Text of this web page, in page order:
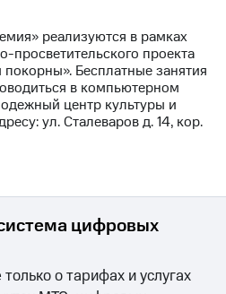
реализуются в рамках
просветительского проекта
Бесплатные занятия
в компьютерном
центр культуры и
ул. Сталеваров д. 14, кор.
цифровых
о тарифах и услугах